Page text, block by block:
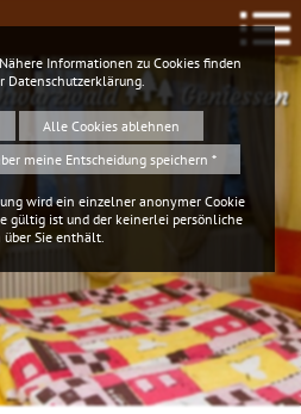
Geniessen
Informationen zu Cookies finden
Datenschutzerklärung.
Alle Cookies ablehnen
meine Entscheidung speichern *
wird ein einzelner anonymer Cookie
gültig ist und der keinerlei persönliche
über Sie enthält.